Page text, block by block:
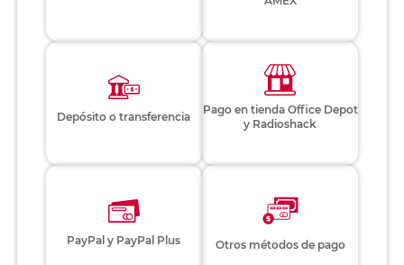
Depósito o transferencia
Pago en tienda Office Depot
y Radioshack
PayPal y PayPal Plus Otros métodos de pago